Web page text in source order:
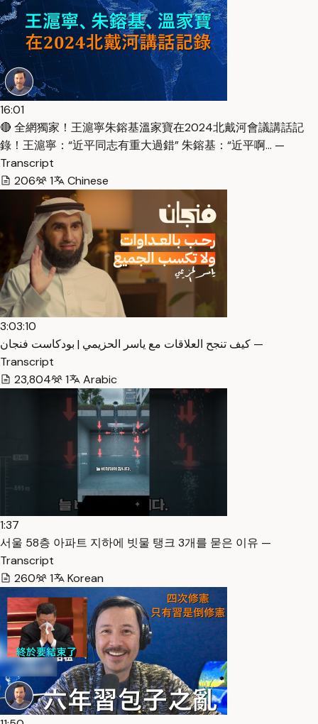
16:01
🔴 全網獨家！王滬寧朱鎔基溫家寶在2024北戴河會議講話記
錄！王滬寧：“近平同志有重大過錯” 朱鎔基：“近平啊… —
Transcript
206
1 Chinese
3:03:10
كيف تنجح العلاقات مع ياسر الحزيمي | بودكاست فنجان —
Transcript
23,804
1 Arabic
1:37
서울 58층 아파트 지하에 빗물 탱크 3개를 묻은 이유 —
Transcript
260
1 Korean